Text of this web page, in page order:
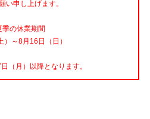
い申し上げます。
の休業期間
）～8月16日（日）
（月）以降となります。